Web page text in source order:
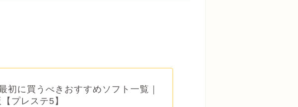
初に買うべきおすすめソフト一覧｜
プレステ5】